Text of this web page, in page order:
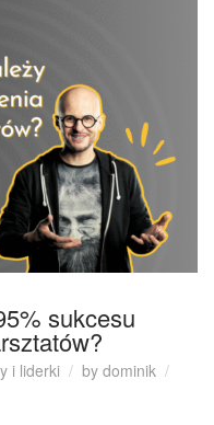
sukcesu
i liderki by dominik